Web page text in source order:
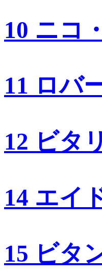
10 ニコ
11 ロバ
12 ビタ
14 エイ
15 ビタ